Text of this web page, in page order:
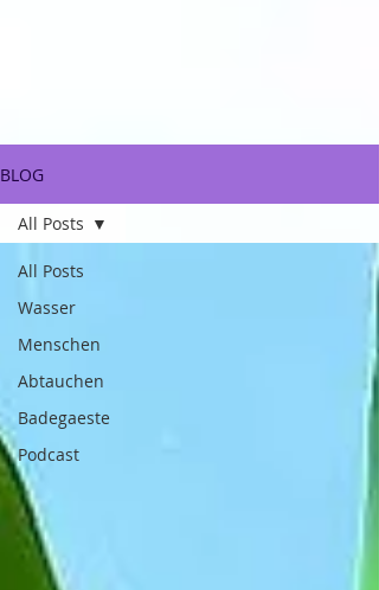
BLOG
All Posts
Wasser
Menschen
Abtauchen
Badegaeste
Podcast
All Posts